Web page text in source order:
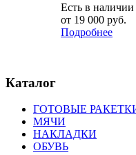
Есть в наличии
от 19 000 руб.
Подробнее
Каталог
ГОТОВЫЕ
МЯЧИ
НАКЛАДКИ
ОБУВЬ